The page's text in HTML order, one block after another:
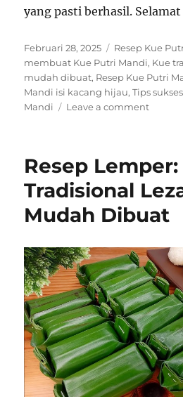
yang pasti berhasil.
Posted
on
Februari 28, 2025 Categories
Resep Kue
membuat Kue Putri Mandi, Kue
mudah dibuat, Resep Kue Putri
Mandi isi kacang hijau,Tips
Mandi
Leave a commenton
Putri
yang
Pasti
Berhasil
Resep
Tradisional
Mudah Dibuat